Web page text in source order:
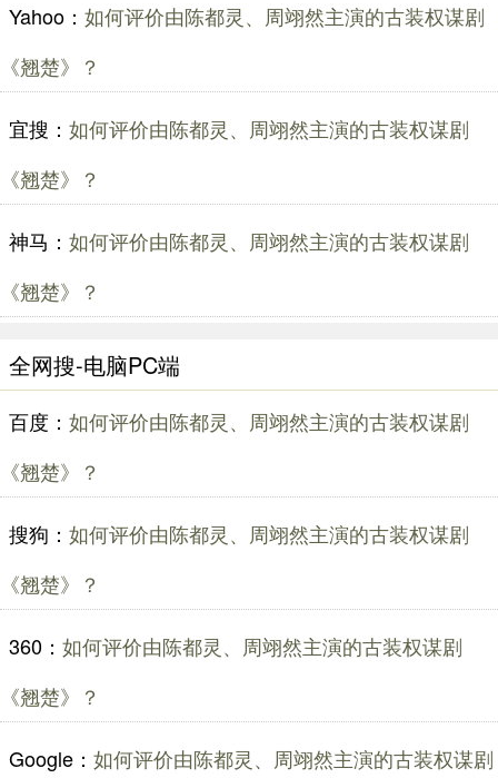
Yahoo： 如何评价由陈都灵、周翊然主演的古装权谋剧
《翘楚》？
宜搜： 如何评价由陈都灵、周翊然主演的古装权谋剧
《翘楚》？
神马： 如何评价由陈都灵、周翊然主演的古装权谋剧
《翘楚》？
全网搜-电脑PC端
百度： 如何评价由陈都灵、周翊然主演的古装权谋剧
《翘楚》？
搜狗： 如何评价由陈都灵、周翊然主演的古装权谋剧
《翘楚》？
360： 如何评价由陈都灵、周翊然主演的古装权谋剧
《翘楚》？
Google： 如何评价由陈都灵、周翊然主演的古装权谋剧